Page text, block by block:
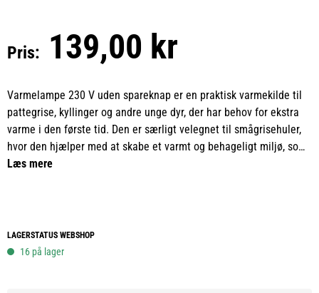
Pris: 139,00 kr
Varmelampe 230 V uden spareknap er en praktisk varmekilde til
pattegrise, kyllinger og andre unge dyr, der har behov for ekstra
varme i den første tid. Den er særligt velegnet til smågrisehuler,
hvor den hjælper med at skabe et varmt og behageligt miljø, som
understøtter dyrenes trivsel og udvikling.
og et 2,5 meter langt kabel, så den er nem at montere og placere.
Konstruktionen er stænktæt, hvilket gør den velegnet til brug i
Læs mere
LAGERSTATUS WEBSHOP
16 på lager